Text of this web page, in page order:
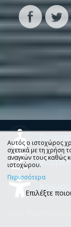
Φόρμα
Ιόνιο
Αυτός ο ιστοχώρος
σχετικά με τη χρήση
αναγκών τους καθώς
ιστοχώρου.
Περισσότερα
Επιλέξτε